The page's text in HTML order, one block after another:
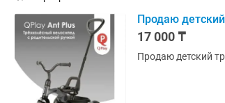
Продаю
17 000 ₸
Продаю детский